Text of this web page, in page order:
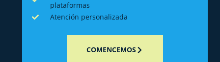
plataformas
Atención personalizada
COMENCEMOS